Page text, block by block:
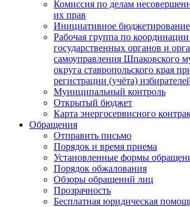
Комиссия по делам
их прав
Инициативное бюджетирование
Рабочая группа по координации
государственных органов и
самоуправления Шпаковского
округа ставропольского края
регистрации (учёта)
Муниципальный контроль
Открытый бюджет
Карта энергосервисного
Обращения
Отправить письмо
Порядок и время приема
Установленные формы
Порядок обжалования
Обзоры обращений лиц
Прозрачность
Бесплатная юридическая